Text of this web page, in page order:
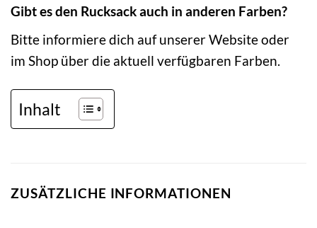
Gibt es den Rucksack auch in anderen Farben?
Bitte informiere dich auf unserer Website oder
im Shop über die aktuell verfügbaren Farben.
Inhalt
ZUSÄTZLICHE INFORMATIONEN